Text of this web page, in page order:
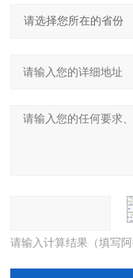
请输入计算结果（填写